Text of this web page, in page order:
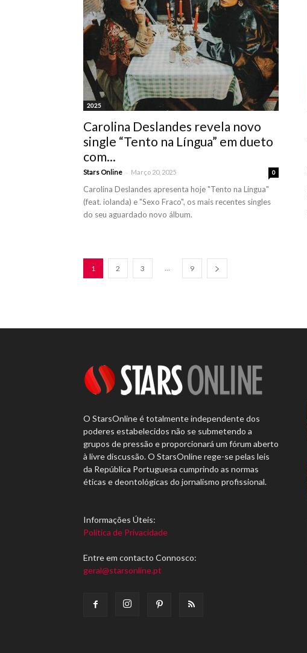
2025
Carolina Deslandes revela novo
single “Tento na Língua” em dueto
com...
Stars Online - Março 20, 2025 0
Carolina Deslandes apresenta hoje "Tento na Língua"
(feat. iolanda) e "Sexo Fraco", os mais recentes singles
do seu aguardado novo álbum.
1 2 3 ... 9
O StarsOnline é totalmente independente dos
poderes estabelecidos não se submetendo a
grupos de pressão e proporcionará um fórum aberto
à livre discussão. O StarsOnline rege-se pelas leis
da República Portuguesa cumprindo as normas
éticas e deontológicas do jornalismo profissional.
Informações Úteis:
Política de Privacidade
Entre em contacto Connosco:
geral@starsonline.pt